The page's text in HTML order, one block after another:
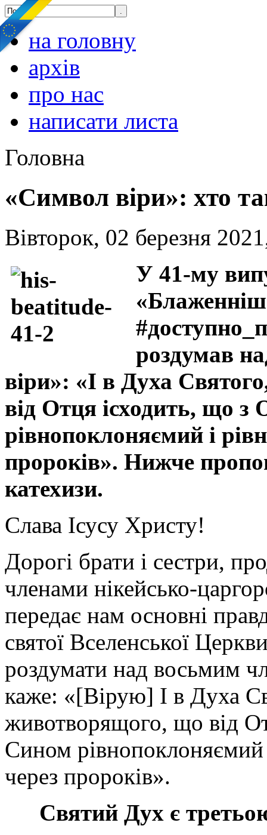
на головну
архів
про нас
написати листа
Головна
«Символ віри»: хто
Вівторок, 02 березня
У 41-му
роздумав
віри»: «І в Духа
від Отця ісходить, що з
рівнопоклоняємий і
пророків». Нижче
катехизи.
Слава Ісусу Христу!
Дорогі брати і сестри,
членами нікейсько-
передає нам основні
святої Вселенської
роздумати над восьмим
каже: «[Вірую] І в Духа
животворящого, що від
Сином
через пророків».
Святий Дух є